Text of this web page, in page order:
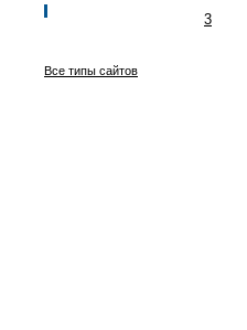
3
Все типы сайтов